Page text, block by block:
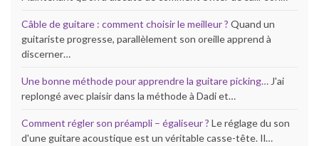
Câble de guitare : comment choisir le meilleur ? Quand un
guitariste progresse, parallèlement son oreille apprend à
discerner…
Une bonne méthode pour apprendre la guitare picking… J'ai
replongé avec plaisir dans la méthode à Dadi et…
Comment régler son préampli – égaliseur ? Le réglage du son
d'une guitare acoustique est un véritable casse-tête. Il…